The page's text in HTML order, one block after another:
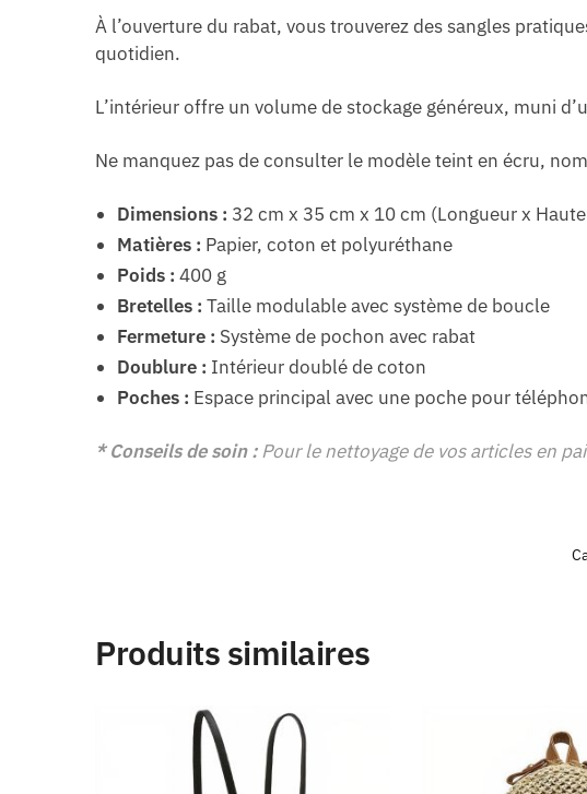
À l’ouverture du rabat, vous trouverez des sangles
quotidien.
L’intérieur offre un volume de stockage généreux, muni
Ne manquez pas de consulter le modèle teint en écru,
Dimensions : 32 cm x 35 cm x 10 cm (Longueur x
Matières : Papier, coton et polyuréthane
Poids : 400 g
Bretelles : Taille modulable avec système de boucle
Fermeture : Système de pochon avec rabat
Doublure : Intérieur doublé de coton
Poches : Espace principal avec une poche pour
* Conseils de soin :Pour le nettoyage de vos articles en
Produits similaires